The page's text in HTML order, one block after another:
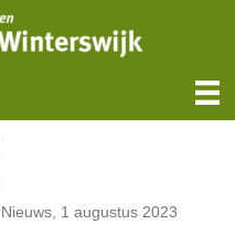
1 augustus 2023